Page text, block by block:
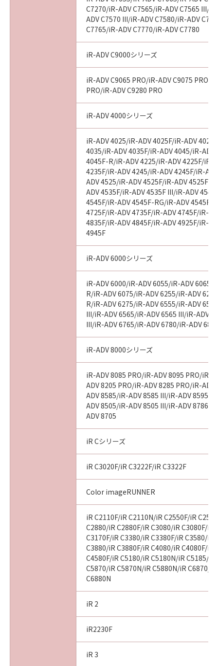
(1) 本契約は、お客様が本契約とともに提供さ
れる同意を示すボタンをクリックし、または
「許諾ソフトウェア」をインストールした時点
で発効し、下記(2)または(3)により終了される
まで有効に存続します。
(2) お客様は、すべての「許諾ソフトウェア」
（そのバックアップコピーおよびインストール
済みの「ソフトウェア」、保存済みの「コンテ
ンツデータ」を含むが、「プリンター」にイン
ストール済みの「更新データ」は含まないもの
とします。以下同じ。）を消去することにより
本契約を終了させることができます。
(3) キヤノンは、お客様が本契約のいずれかの条
項に違反した場合、直ちに本契約を終了させる
ことができます。
(4) お客様は、上記(3)による本契約の終了後直
ちに、「許諾ソフトウェア」を消去するものと
(5) 第１条、第３条、第４条および第６条の規
定は、本契約の終了後も効力を有するものとし
(1) 本契約のいずれかの条項またはその一部が
の部分は効力を有するものとします。
(2) 本契約は日本国法に準拠するものとします。
(3) 本契約に関わる紛争は、東京地方裁判所を
管轄裁判所として解決するものとします。
９．U.S. GOVERNMENT RESTRICTED RIGHTS
term is defined in 48 C.F.R. 2.101 (Oct 1995),
consisting of "commercial computer
software" and "commercial computer
software documentation," as such terms are
used in 48 C.F.R. 12.212 (Sept 1995).
Consistent with 48 C.F.R. 12.212 and 48 C.F.R.
227.7202-1 through 227.7202-4 (June 1995),
all U.S. Government End Users acquire the
Software with only those rights set forth
Shimomaruko 3-chome, Ohta-ku, Tokyo 146-
における「許諾ソフトウェア」を意味するもの
キヤノン株式会社
更新日：2024年4月1日
C7270/iR-ADV C7565/iR-ADV C7565 III/
ADV C7570 III/iR-ADV C7580/iR-ADV
C7765/iR-ADV C7770/iR-ADV C7780
iR-ADV C9000シリーズ
iR-ADV C9065 PRO/iR-ADV C9075 PRO/
PRO/iR-ADV C9280 PRO
iR-ADV 4000シリーズ
iR-ADV 4025/iR-ADV 4025F/iR-ADV
4035/iR-ADV 4035F/iR-ADV 4045/iR-ADV
4045F-R/iR-ADV 4225/iR-ADV 4225F/iR-
4235F/iR-ADV 4245/iR-ADV 4245F/iR-
ADV 4525/iR-ADV 4525F/iR-ADV 4525F
ADV 4535F/iR-ADV 4535F III/iR-ADV
4545F/iR-ADV 4545F-RG/iR-ADV 4545F
4725F/iR-ADV 4735F/iR-ADV 4745F/iR-
4835F/iR-ADV 4845F/iR-ADV 4925F/iR-
4945F
iR-ADV 6000シリーズ
iR-ADV 6000/iR-ADV 6055/iR-ADV 6065/
R/iR-ADV 6075/iR-ADV 6255/iR-ADV
R/iR-ADV 6275/iR-ADV 6555/iR-ADV
III/iR-ADV 6565/iR-ADV 6565 III/iR-ADV
III/iR-ADV 6765/iR-ADV 6780/iR-ADV
iR-ADV 8000シリーズ
iR-ADV 8085 PRO/iR-ADV 8095 PRO/iR-
ADV 8205 PRO/iR-ADV 8285 PRO/iR-
ADV 8585/iR-ADV 8585 III/iR-ADV 8595/
ADV 8505/iR-ADV 8505 III/iR-ADV 8786/
ADV 8705
iR Cシリーズ
iR C3020F/iR C3222F/iR C3322F
Color imageRUNNER
iR C2110F/iR C2110N/iR C2550F/iR
C2880/iR C2880F/iR C3080/iR C3080F/iR
C3170F/iR C3380/iR C3380F/iR C3580/iR
C3880/iR C3880F/iR C4080/iR C4080F/iR
C4580F/iR C5180/iR C5180N/iR C5185/iR
C5870/iR C5870N/iR C5880N/iR C6870/
C6880N
iR 2
iR2230F
iR 3